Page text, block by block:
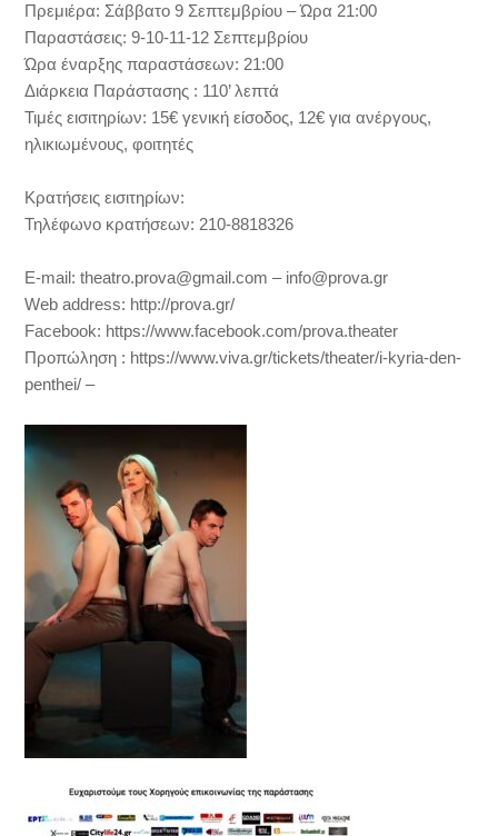
Πρεμιέρα: Σάββατο 9 Σεπτεμβρίου – Ώρα 21:00
Παραστάσεις: 9-10-11-12 Σεπτεμβρίου
Ώρα έναρξης παραστάσεων: 21:00
Διάρκεια Παράστασης : 110’ λεπτά
Τιμές εισιτηρίων: 15€ γενική είσοδος, 12€ για ανέργους,
ηλικιωμένους, φοιτητές
Κρατήσεις εισιτηρίων:
Τηλέφωνο κρατήσεων: 210-8818326
Ε-mail: theatro.prova@gmail.com – info@prova.gr
Web address: http://prova.gr/
Facebook: https://www.facebook.com/prova.theater
Προπώληση : https://www.viva.gr/tickets/theater/i-kyria-den-
penthei/ –